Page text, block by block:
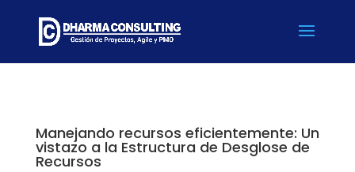
Manejando recursos eficientemente: Un
vistazo a la Estructura de Desglose de
Recursos